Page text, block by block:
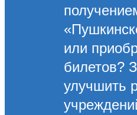
или
билетов?
улучшить